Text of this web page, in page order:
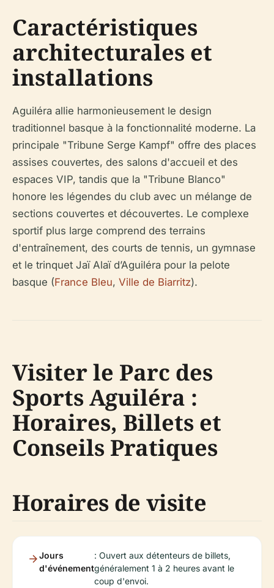
Caractéristiques
architecturales et
installations
Aguiléra allie harmonieusement le design
traditionnel basque à la fonctionnalité moderne. La
principale "Tribune Serge Kampf" offre des places
assises couvertes, des salons d'accueil et des
espaces VIP, tandis que la "Tribune Blanco"
honore les légendes du club avec un mélange de
sections couvertes et découvertes. Le complexe
sportif plus large comprend des terrains
d'entraînement, des courts de tennis, un gymnase
et le trinquet Jaï Alaï d’Aguiléra pour la pelote
basque (France Bleu, Ville de Biarritz).
Visiter le Parc des
Sports Aguiléra :
Horaires, Billets et
Conseils Pratiques
Horaires de visite
Jours
d'événement
: Ouvert aux détenteurs de billets,
généralement 1 à 2 heures avant le
coup d'envoi.